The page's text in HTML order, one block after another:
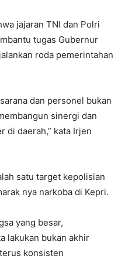
jajaran TNI dan Polri
tugas Gubernur
roda pemerintahan
dan personel bukan
sinergi dan
di daerah,” kata Irjen
satu target kepolisian
nya narkoba di Kepri.
yang besar,
lakukan bukan akhir
konsisten